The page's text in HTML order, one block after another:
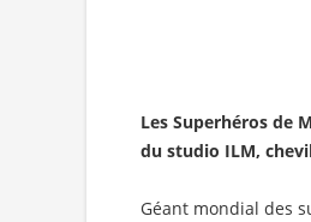
Les Superhéros de
du studio ILM,
Géant mondial des